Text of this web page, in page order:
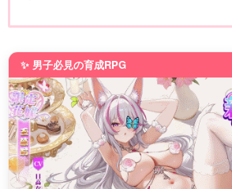
✨ 男子必見の育成RPG